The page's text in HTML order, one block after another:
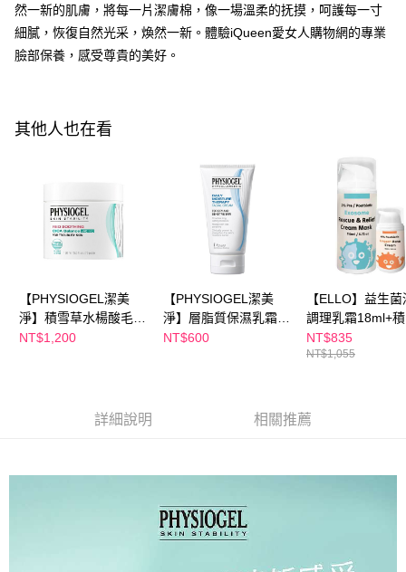
※ 請注意：結帳手續完成當下不需立刻繳費，但若您需要取消訂單，請聯絡
購買商品的店家。未經商家同意取消之訂單仍視為有效，需透過AFTEE先享
後付繳納相關費用。
※ 交易是否成功請以「AFTEE先享後付 」之結帳頁面顯示為準，若有關於
【注意事項】
１．透過由恩沛科技股份有限公司提供之「AFTEE先享後付」服務完成之交
２．關於個人資料處理事宜，請瀏覽以下網址：
https://aftee.tw/terms/#terms3
３．未成年的使用者請事先徵得法定代理人或監護人之同意方可使用
「AFTEE先享後付」，若未經同意申辦者引起之損失，本公司不負相關責
４．使用「AFTEE先享後付」時，將依據個別帳號之用戶狀況，依本公司即
請求用戶進行身份認證。
５．嚴禁一人註冊多個帳號或使用他人資訊註冊。若發現惡意使用之情形，
恩沛科技股份有限公司將有權停止該用戶之使用額度並採取法律行動。
每筆NT$100，滿NT$600(含以上)免運費
付款後萊爾富取貨
每筆NT$100，滿NT$600(含以上)免運費
每筆NT$100，滿NT$600(含以上)免運費
每筆NT$100，滿NT$600(含以上)免運費
每筆NT$150，滿NT$1,500(含以上)免運費
然一新的肌膚，將每一片潔膚棉，像一場溫柔的抚摸，呵護每一寸
細膩，恢復自然光采，煥然一新。體驗iQueen愛女人購物網的專業
臉部保養，感受尊貴的美好。
其他人也在看
【PHYSIOGEL潔美
淨】積雪草水楊酸毛孔
緊緻淨膚棉70片
NT$1,200
【PHYSIOGEL潔美
淨】層脂質保濕乳霜
75ml
NT$600
【ELLO】益生
調理乳霜18ml+
胞外體高效修復
膜泥110ml
NT$835
NT$1,055
詳細說明 相關推薦